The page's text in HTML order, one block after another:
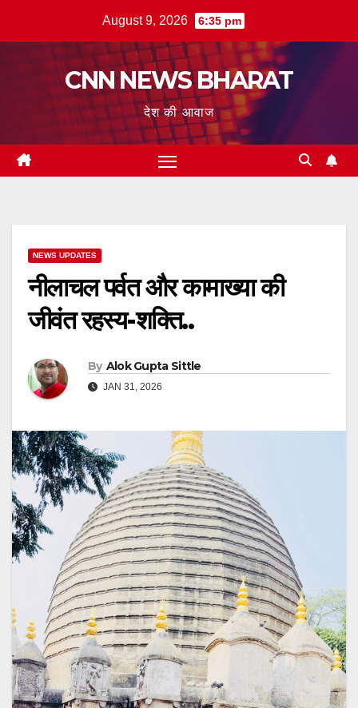
August 9, 2026 6:35 pm
CNN NEWS BHARAT
देश की आवाज
NEWS UPDATES
नीलाचल पर्वत और कामाख्या की
जीवंत रहस्य-शक्ति..
By Alok Gupta Sittle
JAN 31, 2026